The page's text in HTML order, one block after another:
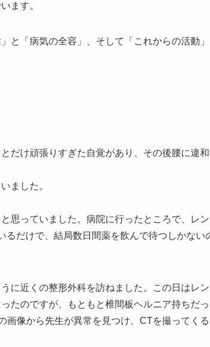
ます。
と「病気の全容」、そして「これからの活動」
だけ頑張りすぎた自覚があり、その後腰に違和
ました。
思っていました。病院に行ったところで、レン
るだけで、結局数日間薬を飲んで待つしかない
に近くの整形外科を訪ねました。この日はレン
たのですが、もともと椎間板ヘルニア持ちだっ
画像から先生が異常を見つけ、CTを撮ってくる